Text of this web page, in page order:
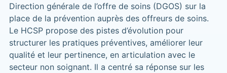
Direction générale de l’offre de soins (DGOS) sur la
place de la prévention auprès des offreurs de soins.
Le HCSP propose des pistes d’évolution pour
structurer les pratiques préventives, améliorer leur
qualité et leur pertinence, en articulation avec le
secteur non soignant. Il a centré sa réponse sur les